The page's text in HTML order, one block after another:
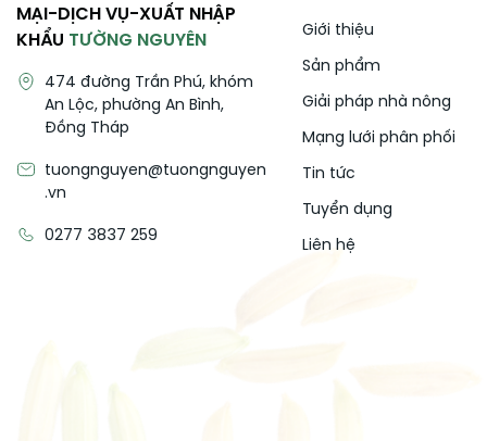
MẠI-DỊCH VỤ-XUẤT NHẬP
KHẨU TƯỜNG NGUYÊN
474 đường Trần Phú, khóm
An Lộc, phường An Bình,
Đồng Tháp
tuongnguyen@tuongnguyen
.vn
0277 3837 259
Giới thiệu
Sản phẩm
Giải pháp nhà nông
Mạng lưới phân phối
Tin tức
Tuyển dụng
Liên hệ